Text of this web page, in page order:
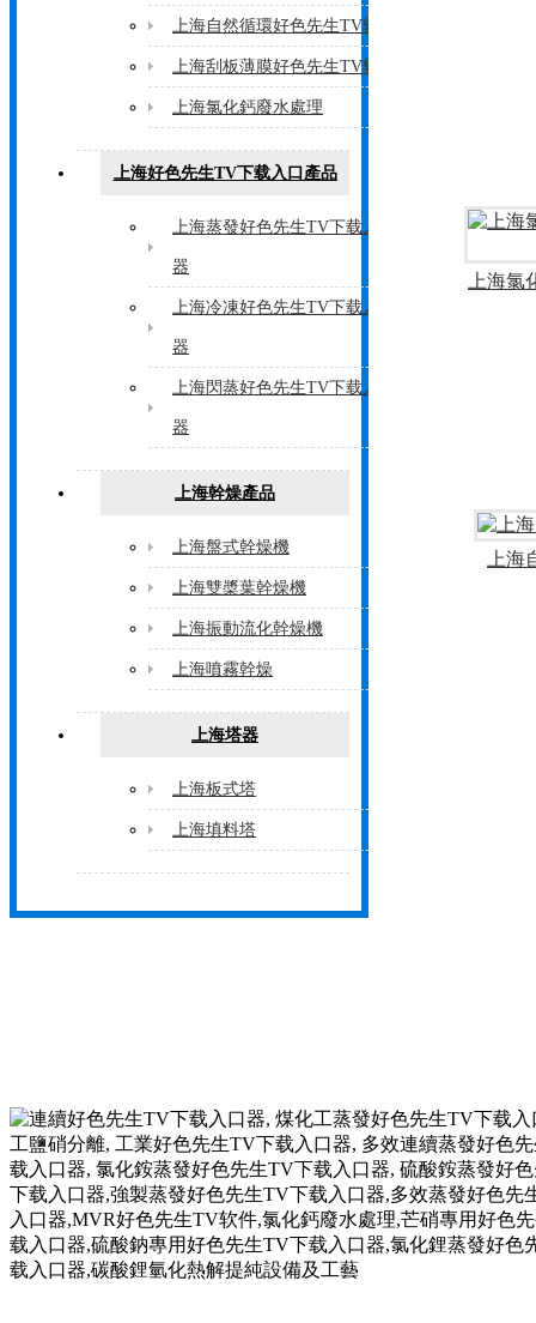
上海自然循環好色先生TV软件
上海刮板薄膜好色先生TV软件
上海氯化鈣廢水處理
上海好色先生TV下载入口產品
上海蒸發好色先生TV下载入口
器
上海冷凍好色先生TV下载入口
器
上海閃蒸好色先生TV下载入口
器
上海幹燥產品
上海盤式幹燥機
上海雙槳葉幹燥機
上海振動流化幹燥機
上海噴霧幹燥
上海塔器
上海板式塔
上海填料塔
上海
上